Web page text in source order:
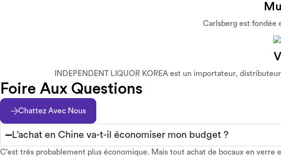
Carlsberg est fondée
INDEPENDENT LIQUOR KOREA est un importateur,
Foire Aux Questions
Chattez Avec Nous
L’achat en Chine va-t-il économiser mon budget ?
C’est très probablement plus économique. Mais tout achat de bocaux en verre